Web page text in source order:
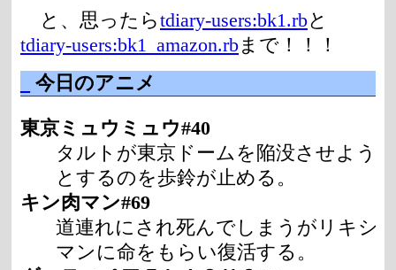
と、思ったらtdiary-users:bk1.rbと
tdiary-users:bk1_amazon.rbまで！！！
今日のアニメ
東京ミュウミュウ#40
タルトが東京ドームを陥没させよう
とするのを歩鈴が止める。
キン肉マン#69
道連れにされ死んでしまうがリキシ
マンに命をもらい復活する。